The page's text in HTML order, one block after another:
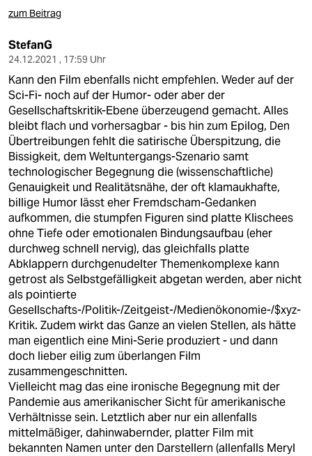
zum Beitrag
StefanG
24.12.2021 , 17:59 Uhr
Kann den Film ebenfalls nicht empfehlen. Weder auf der
Sci-Fi- noch auf der Humor- oder aber der
Gesellschaftskritik-Ebene überzeugend gemacht. Alles
bleibt flach und vorhersagbar - bis hin zum Epilog, Den
Übertreibungen fehlt die satirische Überspitzung, die
Bissigkeit, dem Weltuntergangs-Szenario samt
technologischer Begegnung die (wissenschaftliche)
Genauigkeit und Realitätsnähe, der oft klamaukhafte,
billige Humor lässt eher Fremdscham-Gedanken
aufkommen, die stumpfen Figuren sind platte Klischees
ohne Tiefe oder emotionalen Bindungsaufbau (eher
durchweg schnell nervig), das gleichfalls platte
Abklappern durchgenudelter Themenkomplexe kann
getrost als Selbstgefälligkeit abgetan werden, aber nicht
als pointierte
Gesellschafts-/Politik-/Zeitgeist-/Medienökonomie-/$xyz-
Kritik. Zudem wirkt das Ganze an vielen Stellen, als hätte
man eigentlich eine Mini-Serie produziert - und dann
doch lieber eilig zum überlangen Film
zusammengeschnitten.
Vielleicht mag das eine ironische Begegnung mit der
Pandemie aus amerikanischer Sicht für amerikanische
Verhältnisse sein. Letztlich aber nur ein allenfalls
mittelmäßiger, dahinwabernder, platter Film mit
bekannten Namen unter den Darstellern (allenfalls Meryl